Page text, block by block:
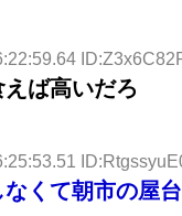
ば高いだろ
くて朝市の屋